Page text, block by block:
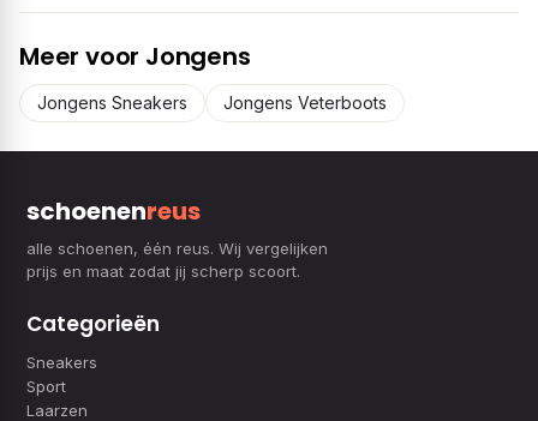
Meer voor Jongens
Jongens Sneakers Jongens Veterboots
schoenenreus
alle schoenen, één reus. Wij vergelijken
prijs en maat zodat jij scherp scoort.
Categorieën
Sneakers
Sport
Laarzen